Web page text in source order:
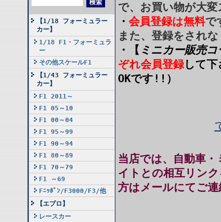
【1/18 フォーミュラー
カー】
1/18 F1・フォーミュラ
ー
その他スケールF1
【1/43 フォーミュラー
カー】
F1 2011～
F1 05～10
F1 00～04
F1 95～99
F1 90～94
F1 80～89
F1 70～79
F1 ～69
Fﾆｯﾎﾟﾝ/F3000/F3/他
【エブロ】
レースカー
で、お買い物が大
・ 会員登録は無料で
また、登録をされ
・
【 ミニカー販売コ
ぞれ会員登録して下
OKです!!）
当店では、自動車
イトとの相互リン
方はメールにて